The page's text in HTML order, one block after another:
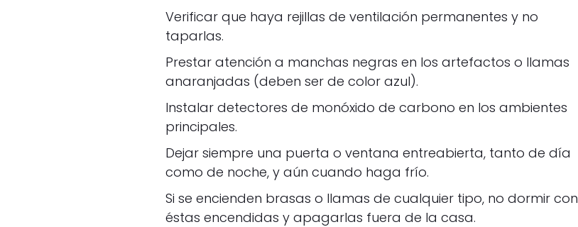
Verificar que haya rejillas de ventilación permanentes y no
taparlas.
Prestar atención a manchas negras en los artefactos o llamas
anaranjadas (deben ser de color azul).
Instalar detectores de monóxido de carbono en los ambientes
principales.
Dejar siempre una puerta o ventana entreabierta, tanto de día
como de noche, y aún cuando haga frío.
Si se encienden brasas o llamas de cualquier tipo, no dormir con
éstas encendidas y apagarlas fuera de la casa.